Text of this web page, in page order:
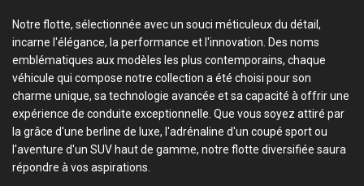
Notre flotte, sélectionnée avec un souci méticuleux du détail,
incarne l'élégance, la performance et l'innovation. Des noms
emblématiques aux modèles les plus contemporains, chaque
véhicule qui compose notre collection a été choisi pour son
charme unique, sa technologie avancée et sa capacité à offrir une
expérience de conduite exceptionnelle. Que vous soyez attiré par
la grâce d'une berline de luxe, l'adrénaline d'un coupé sport ou
l'aventure d'un SUV haut de gamme, notre flotte diversifiée saura
répondre à vos aspirations.